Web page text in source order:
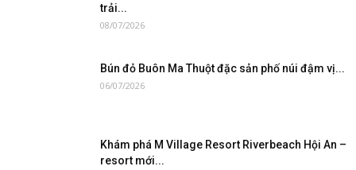
trải...
08/07/2026
Bún đỏ Buôn Ma Thuột đặc sản phố núi đậm vị...
06/07/2026
Khám phá M Village Resort Riverbeach Hội An –
resort mới...